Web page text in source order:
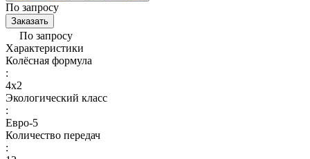
По запросу
Заказать
По запросу
Характеристики
Колёсная формула
:
4x2
Экологический класс
:
Евро-5
Количество передач
: